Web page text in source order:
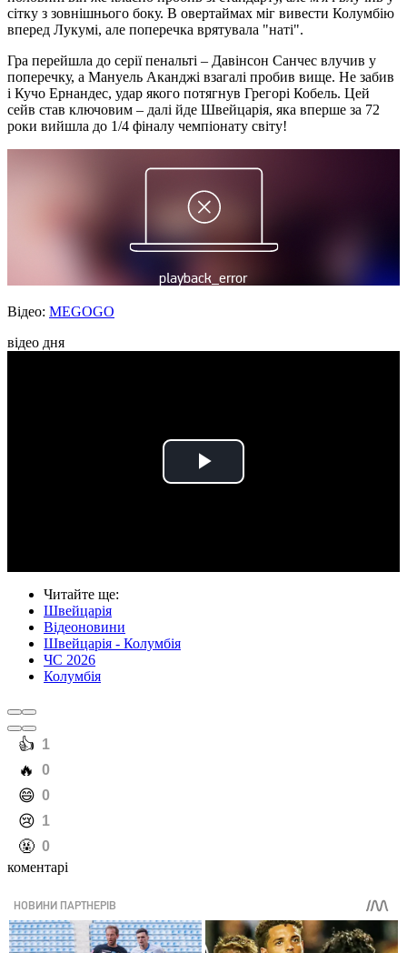
сітку з зовнішнього боку. В овертаймах міг вивести Колумбію
вперед Лукумі, але поперечка врятувала "наті".
Гра перейшла до серії пенальті – Давінсон Санчес влучив у
поперечку, а Мануель Аканджі взагалі пробив вище. Не забив
і Кучо Ернандес, удар якого потягнув Грегорі Кобель. Цей
сейв став ключовим – далі йде Швейцарія, яка вперше за 72
роки вийшла до 1/4 фіналу чемпіонату світу!
Відео: MEGOGO
відео дня
Play
Читайте ще:
Швейцарія
Відеоновини
Швейцарія - Колумбія
ЧС 2026
Колумбія
️👍 1
️🔥 0
️😄 0
️😢 1
️🤬 0
коментарі